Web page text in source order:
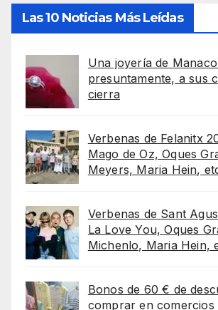
Las 10 Noticias Más Leídas
Una joyería de
presuntamente, a sus
cierra
Verbenas de Felanitx
Mago de Oz, Oques
Meyers, Maria Hein,
Verbenas de Sant
La Love You, Oques
Michenlo, Maria Hein,
Bonos de 60 € de
comprar en comercios